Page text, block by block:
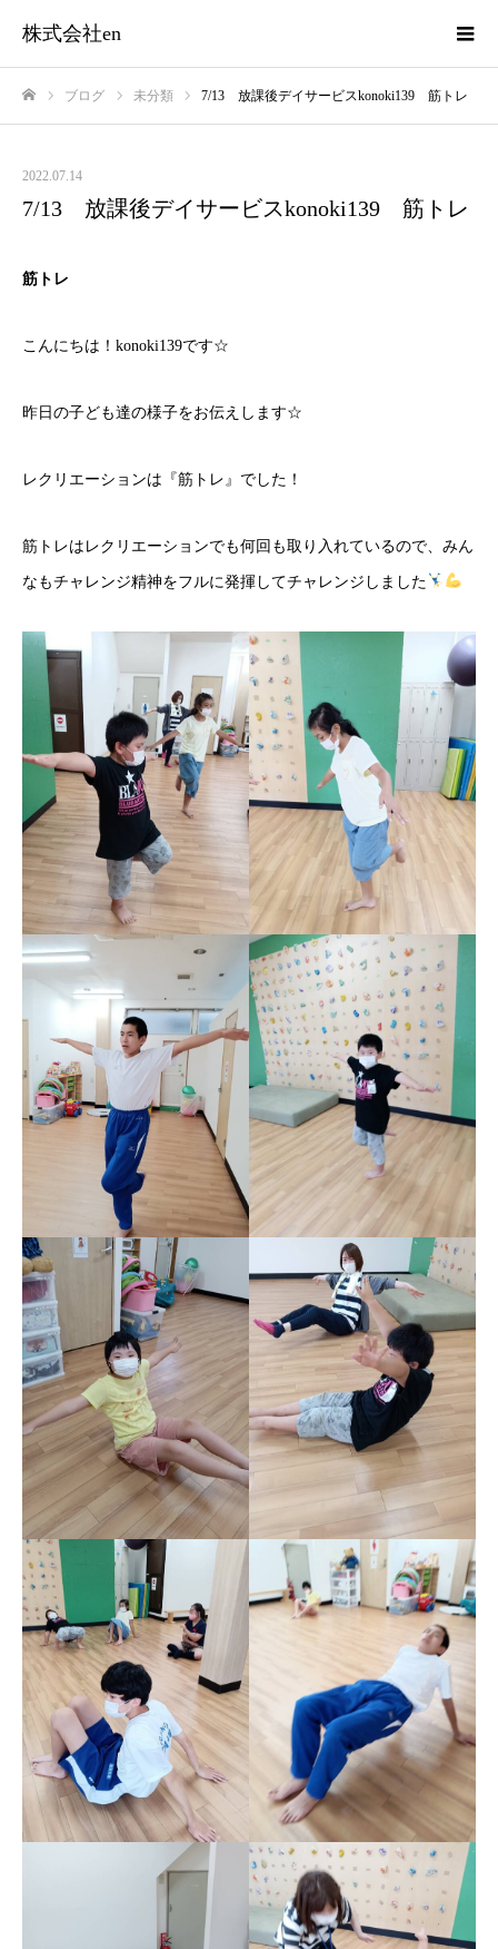
株式会社en
ブログ 未分類 7/13 放課後デイサービスkonoki139 筋トレ
2022.07.14
7/13 放課後デイサービスkonoki139 筋トレ
筋トレ
こんにちは！konoki139です☆
昨日の子ども達の様子をお伝えします☆
レクリエーションは『筋トレ』でした！
筋トレはレクリエーションでも何回も取り入れているので、みん
なもチャレンジ精神をフルに発揮してチャレンジしました